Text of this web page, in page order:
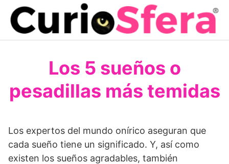
Saltar
contenido
Los 5 sueños o
pesadillas más temidas
Los expertos del mundo onírico aseguran que
cada sueño tiene un significado. Y, así como
existen los sueños agradables, también